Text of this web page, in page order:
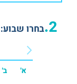
2. בחרו שבוע:
א' ב'